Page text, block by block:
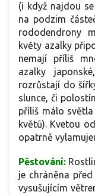
(i když najdou
na podzim
rododendrony
květy azalky
nemají příliš
azalky
rozrůstají do
slunce, či
příliš málo
květů). Kvetou
opatrně
Pěstování:
je chráněna
vysušujícím